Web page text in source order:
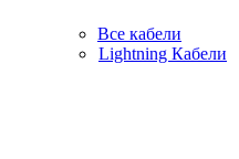
Все кабели
Lightning Кабели